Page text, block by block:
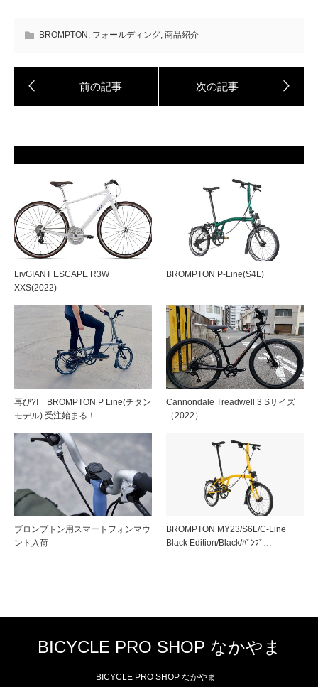
BROMPTON フォールディング 商品紹介
LivGIANT ESCAPE R3W
XXS(2022)
BROMPTON P-Line(S4L)
再び?! BROMPTON P Line(チタン
モデル) 受注始まる！
Cannondale Treadwell 3 Sサイズ
（2022）
ブロンプトン用スマートフォンマウ
ント入荷
BROMPTON MY23/S6L/C-Line
Black Edition/Black/ﾊﾞﾝﾌﾞ…
BICYCLE PRO SHOP なかやま
BICYCLE PRO SHOP なかやま